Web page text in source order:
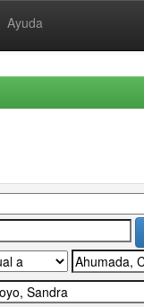
Ayuda